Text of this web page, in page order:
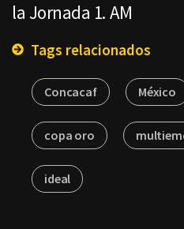
la Jornada 1. AM
Tags relacionados
Concacaf México
copa oro
ideal